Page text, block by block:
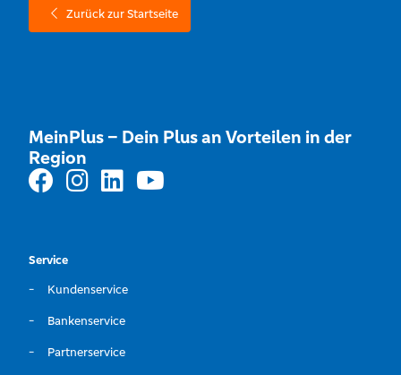
Zurück zur Startseite
MeinPlus – Dein Plus an Vorteilen in der
Region
Service
Kundenservice
Bankenservice
Partnerservice